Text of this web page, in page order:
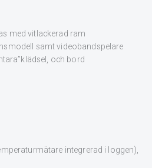
med vitlackerad ram
samt videobandspelare
och bord
integrerad i loggen),